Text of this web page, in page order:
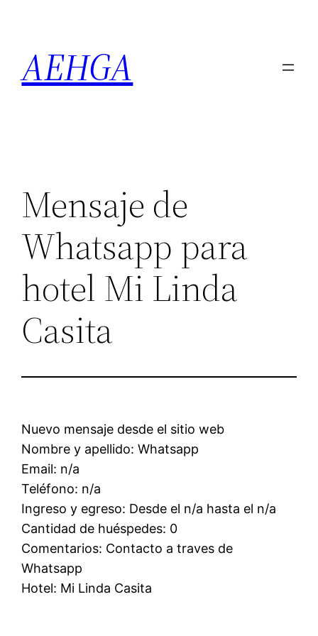
contenido
AEHGA
Mensaje de
Whatsapp para
hotel Mi Linda
Casita
Nuevo mensaje desde el sitio web
Nombre y apellido: Whatsapp
Email: n/a
Teléfono: n/a
Ingreso y egreso: Desde el n/a hasta el n/a
Cantidad de huéspedes: 0
Comentarios: Contacto a traves de
Whatsapp
Hotel: Mi Linda Casita